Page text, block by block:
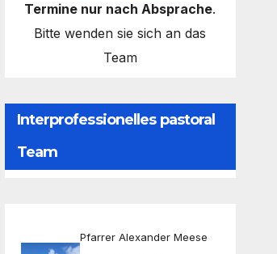
Termine nur nach Absprache.
Bitte wenden sie sich an das
Team
Interprofessionelles pastoral
Team
Pfarrer Alexander Meese